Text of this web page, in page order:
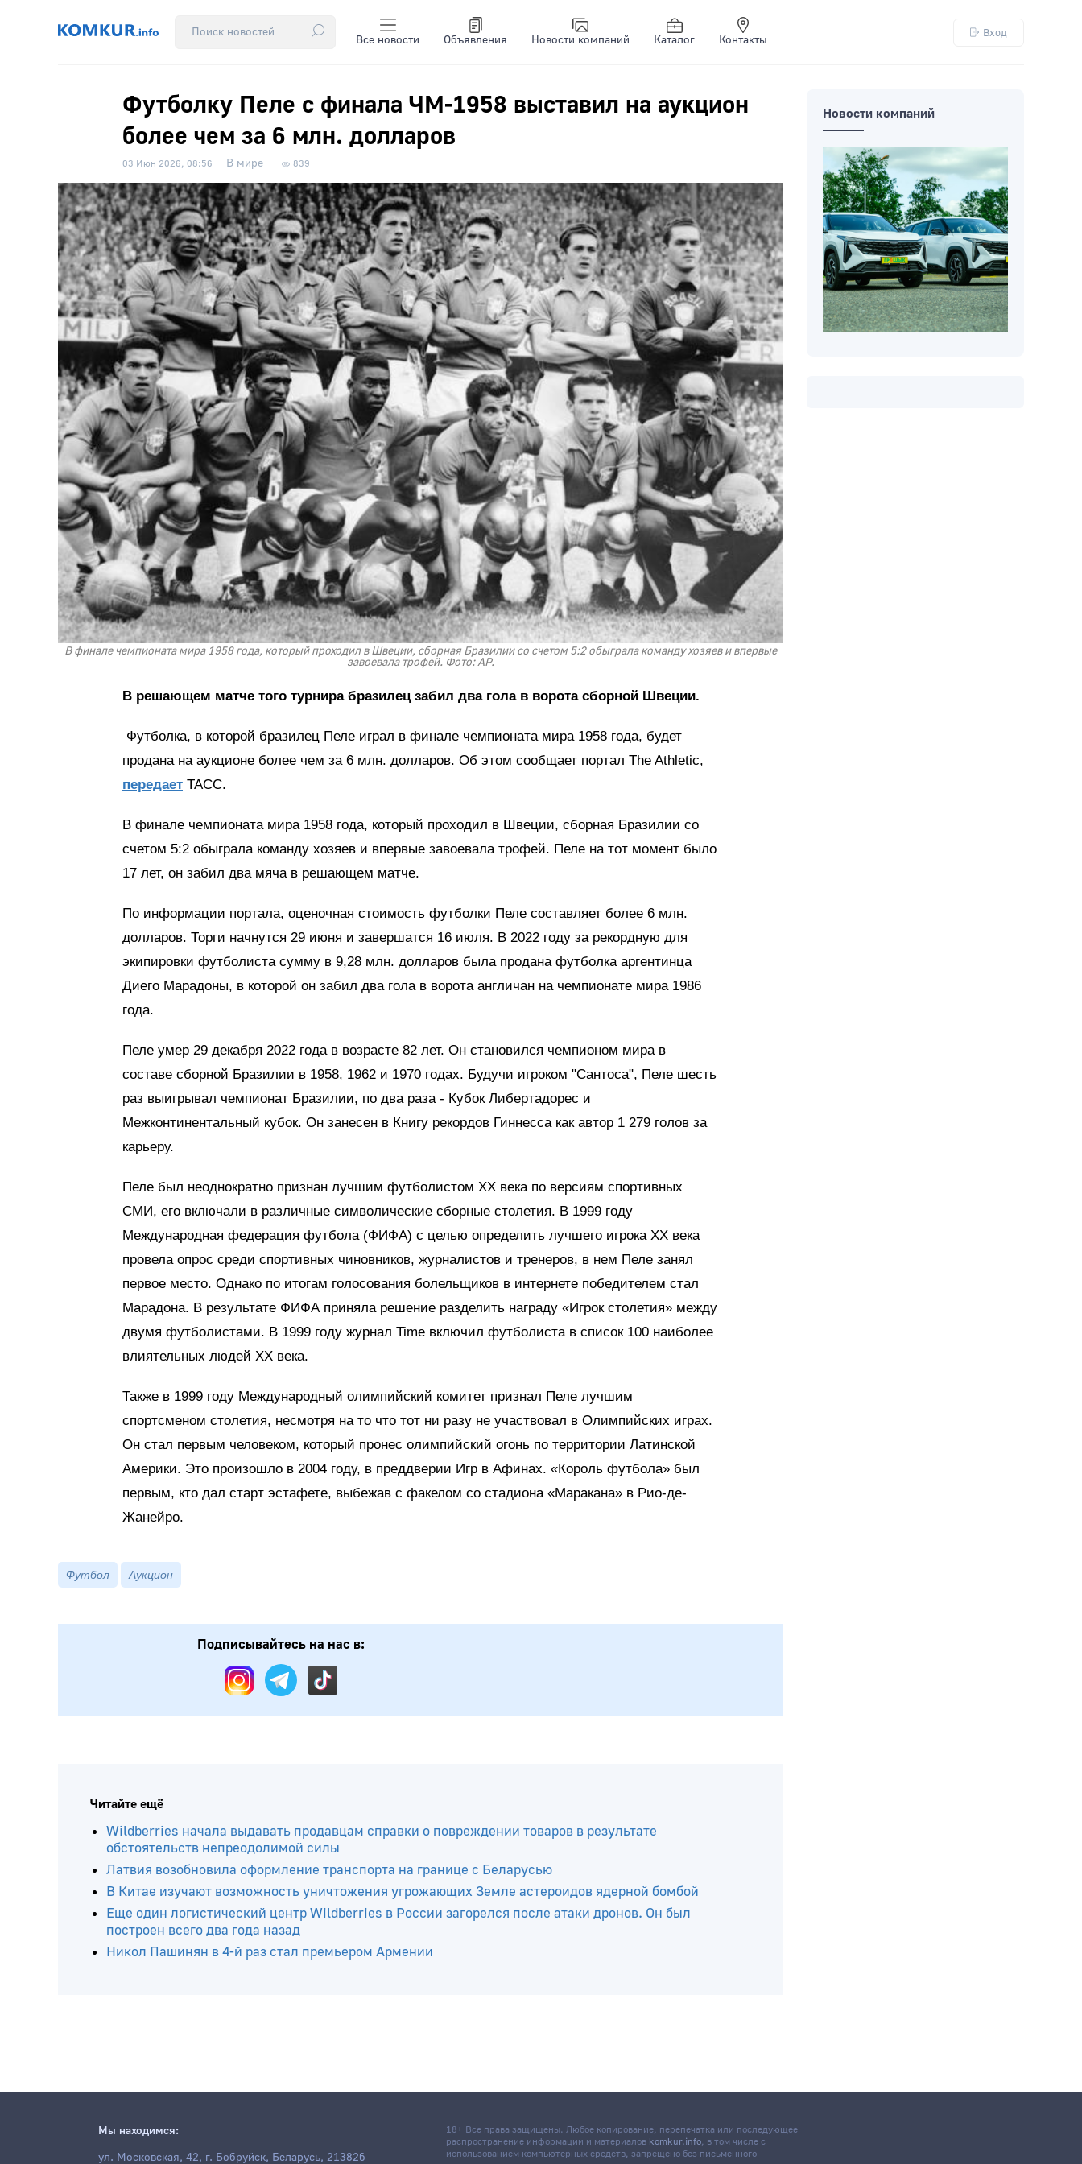
Все новости Объявления Новости компаний Каталог Контакты
Вход
Футболку Пеле с финала ЧМ-1958 выставил на аукцион
более чем за 6 млн. долларов
03 Июн 2026, 08:56 В мире 839
В финале чемпионата мира 1958 года, который проходил в Швеции, сборная Бразилии со счетом 5:2 обыграла команду хозяев и впервые
завоевала трофей. Фото: AP.
В решающем матче того турнира бразилец забил два гола в ворота сборной Швеции.
Футболка, в которой бразилец Пеле играл в финале чемпионата мира 1958 года, будет
продана на аукционе более чем за 6 млн. долларов. Об этом сообщает портал The Athletic,
передает ТАСС.
В финале чемпионата мира 1958 года, который проходил в Швеции, сборная Бразилии со
счетом 5:2 обыграла команду хозяев и впервые завоевала трофей. Пеле на тот момент было
17 лет, он забил два мяча в решающем матче.
По информации портала, оценочная стоимость футболки Пеле составляет более 6 млн.
долларов. Торги начнутся 29 июня и завершатся 16 июля. В 2022 году за рекордную для
экипировки футболиста сумму в 9,28 млн. долларов была продана футболка аргентинца
Диего Марадоны, в которой он забил два гола в ворота англичан на чемпионате мира 1986
года.
Пеле умер 29 декабря 2022 года в возрасте 82 лет. Он становился чемпионом мира в
составе сборной Бразилии в 1958, 1962 и 1970 годах. Будучи игроком "Сантоса", Пеле шесть
раз выигрывал чемпионат Бразилии, по два раза - Кубок Либертадорес и
Межконтинентальный кубок. Он занесен в Книгу рекордов Гиннесса как автор 1 279 голов за
карьеру.
Пеле был неоднократно признан лучшим футболистом XX века по версиям спортивных
СМИ, его включали в различные символические сборные столетия. В 1999 году
Международная федерация футбола (ФИФА) с целью определить лучшего игрока XX века
провела опрос среди спортивных чиновников, журналистов и тренеров, в нем Пеле занял
первое место. Однако по итогам голосования болельщиков в интернете победителем стал
Марадона. В результате ФИФА приняла решение разделить награду «Игрок столетия» между
двумя футболистами. В 1999 году журнал Time включил футболиста в список 100 наиболее
влиятельных людей XX века.
Также в 1999 году Международный олимпийский комитет признал Пеле лучшим
спортсменом столетия, несмотря на то что тот ни разу не участвовал в Олимпийских играх.
Он стал первым человеком, который пронес олимпийский огонь по территории Латинской
Америки. Это произошло в 2004 году, в преддверии Игр в Афинах. «Король футбола» был
первым, кто дал старт эстафете, выбежав с факелом со стадиона «Маракана» в Рио-де-
Жанейро.
Футбол Аукцион
Подписывайтесь на нас в:
Читайте ещё
Wildberries начала выдавать продавцам справки о повреждении товаров в результате
обстоятельств непреодолимой силы
Латвия возобновила оформление транспорта на границе с Беларусью
В Китае изучают возможность уничтожения угрожающих Земле астероидов ядерной бомбой
Новости компаний